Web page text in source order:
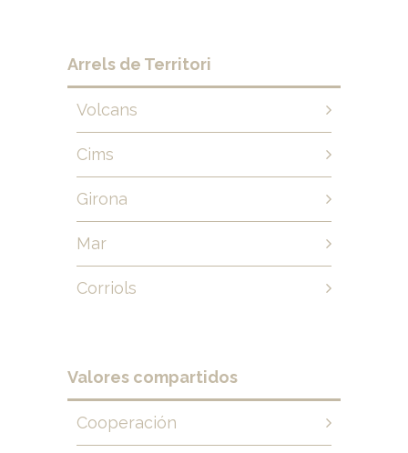
Arrels de Territori
Volcans
Cims
Girona
Mar
Corriols
Valores compartidos
Cooperación